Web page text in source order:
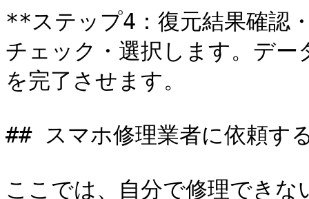
**ステップ4：復元結果確認
チェック・選択します。デ
を完了させます。
## スマホ修理業者に依頼す
ここでは、自分で修理でき